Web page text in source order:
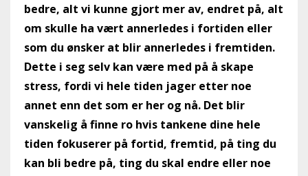
bedre, alt vi kunne gjort mer av, endret på, alt
om skulle ha vært annerledes i fortiden eller
som du ønsker at blir annerledes i fremtiden.
Dette i seg selv kan være med på å skape
stress, fordi vi hele tiden jager etter noe
annet enn det som er her og nå. Det blir
vanskelig å finne ro hvis tankene dine hele
tiden fokuserer på fortid, fremtid, på ting du
kan bli bedre på, ting du skal endre eller noe